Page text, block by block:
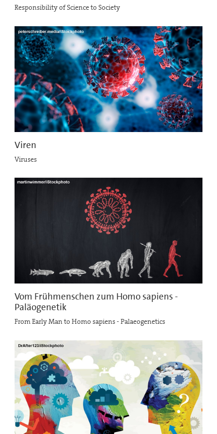
Responsibility of Science to Society
Viren
Viruses
Vom Frühmenschen zum Homo sapiens -
Paläogenetik
From Early Man to Homo sapiens - Palaeogenetics